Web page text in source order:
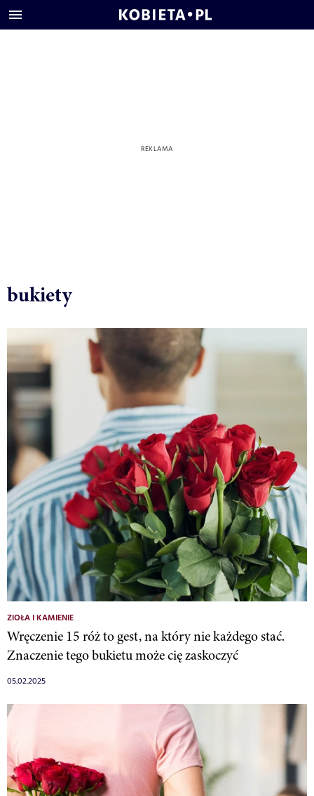
bukiety
ZIOŁA I KAMIENIE
Wręczenie 15 róż to gest, na który nie każdego stać.
Znaczenie tego bukietu może cię zaskoczyć
05.02.2025